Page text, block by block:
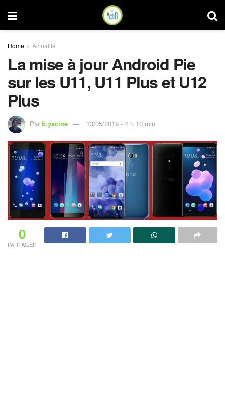
Home Actualité
La mise à jour Android Pie
sur les U11, U11 Plus et U12
Plus
Par b.yacine 13/05/2019 - 4 h 10 min
0
PARTAGER